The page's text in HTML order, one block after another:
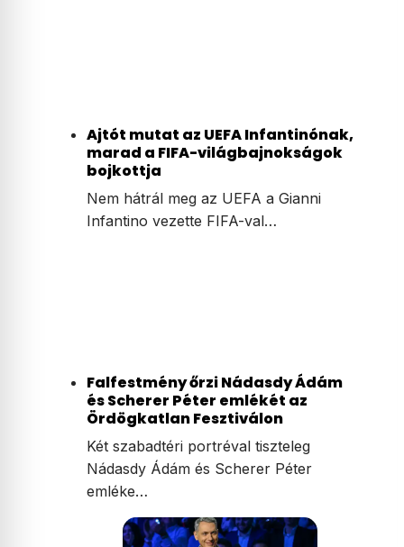
Ajtót mutat az UEFA Infantinónak,
marad a FIFA-világbajnokságok
bojkottja
Nem hátrál meg az UEFA a Gianni
Infantino vezette FIFA-val…
Falfestmény őrzi Nádasdy Ádám
és Scherer Péter emlékét az
Ördögkatlan Fesztiválon
Két szabadtéri portréval tiszteleg
Nádasdy Ádám és Scherer Péter
emléke…